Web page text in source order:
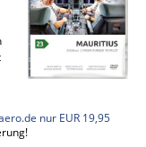
nur EUR 19,95